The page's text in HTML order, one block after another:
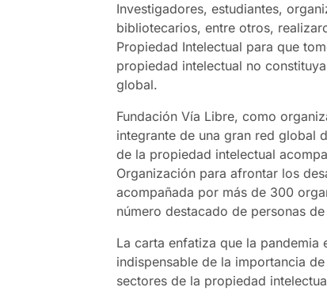
Investigadores, estudiantes,
bibliotecarios, entre otros,
Propiedad Intelectual para que
propiedad intelectual no
global.
Fundación Vía Libre, como
integrante de una gran red global
de la propiedad intelectual
Organización para afrontar los
acompañada por más de 300
número destacado de personas
La carta enfatiza que la
indispensable de la importancia
sectores de la propiedad